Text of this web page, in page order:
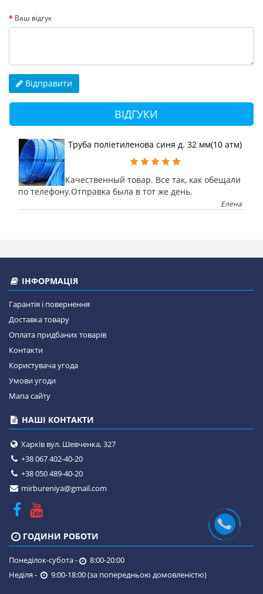
Ваш відгук
Відправити
ВІДГУКИ
Труба поліетиленова синя д. 32 мм(10 атм)
Качественный товар. Все так, как обещали
по телефону.Отправка была в тот же день.
Елена
ІНФОРМАЦІЯ
Гарантія і повернення
Доставка товару
Оплата придбаних товарів
Контакти
Користувача угода
Умови угоди
Мапа сайту
НАШІ КОНТАКТИ
Харків вул. Шевченка, 327
+38 067 402-40-20
+38 050 489-40-20
mirbureniya@gmail.com
ГОДИНИ РОБОТИ
Понеділок-субота -
8:00-20:00
Неділя -
9:00-18:00 (за попередньою домовленістю)